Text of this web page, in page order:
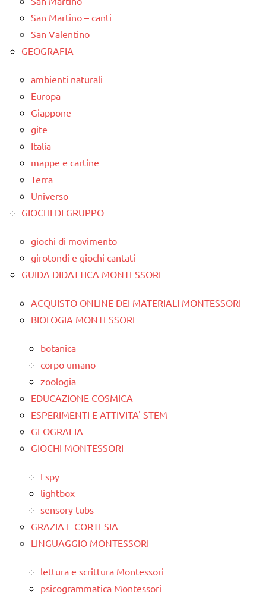
San Martino – canti
San Valentino
GEOGRAFIA
ambienti naturali
Europa
Giappone
gite
Italia
mappe e cartine
Terra
Universo
GIOCHI DI GRUPPO
giochi di movimento
girotondi e giochi cantati
GUIDA DIDATTICA MONTESSORI
ACQUISTO ONLINE DEI MATERIALI MONTESSORI
BIOLOGIA MONTESSORI
botanica
corpo umano
zoologia
EDUCAZIONE COSMICA
ESPERIMENTI E ATTIVITA' STEM
GEOGRAFIA
GIOCHI MONTESSORI
I spy
lightbox
sensory tubs
GRAZIA E CORTESIA
LINGUAGGIO MONTESSORI
lettura e scrittura Montessori
psicogrammatica Montessori